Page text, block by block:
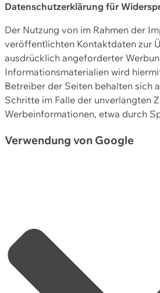
Datenschutzerklärung für
Der Nutzung von im Rahmen der
veröffentlichten Kontaktdaten zur
ausdrücklich angeforderter
Informationsmaterialien wird
Betreiber der Seiten behalten sich
Schritte im Falle der unverlangten
Werbeinformationen, etwa durch
Verwendung von Google